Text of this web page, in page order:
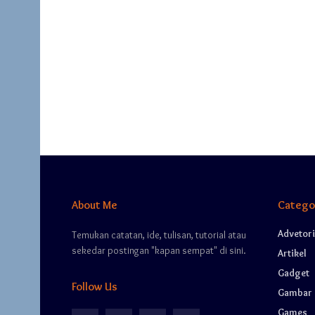
About Me
Temukan catatan, ide, tulisan, tutorial atau
sekedar postingan "kapan sempat" di sini.
Follow Us
Artikel
Gadget
Gambar
Games